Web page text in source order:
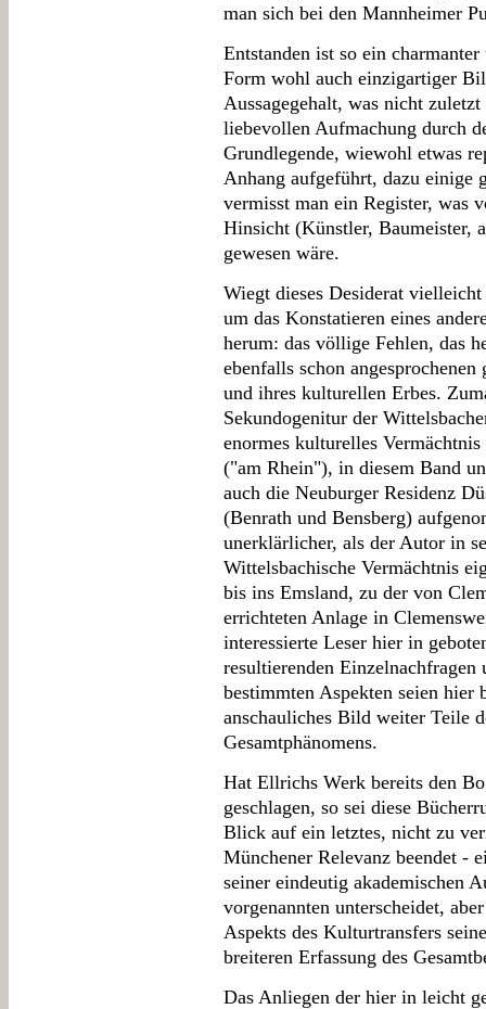
man sich bei den Mannheimer
Entstanden ist so ein
Form wohl auch einzigartiger
Aussagegehalt, was nicht
liebevollen Aufmachung durch
Grundlegende, wiewohl etwas
Anhang aufgeführt, dazu einige
vermisst man ein Register, was
Hinsicht (Künstler, Baumeister,
gewesen wäre.
Wiegt dieses Desiderat
um das Konstatieren eines
herum: das völlige Fehlen, das
ebenfalls schon
und ihres kulturellen Erbes.
Sekundogenitur der
enormes kulturelles
("am Rhein"), in diesem Band
auch die Neuburger Residenz
(Benrath und Bensberg)
unerklärlicher, als der Autor in
Wittelsbachische Vermächtnis
bis ins Emsland, zu der von
errichteten Anlage in
interessierte Leser hier in
resultierenden
bestimmten Aspekten seien hier
anschauliches Bild weiter Teile
Gesamtphänomens.
Hat Ellrichs Werk bereits den
geschlagen, so sei diese
Blick auf ein letztes, nicht zu
Münchener Relevanz beendet -
seiner eindeutig akademischen
vorgenannten unterscheidet,
Aspekts des Kulturtransfers
breiteren Erfassung des
Das Anliegen der hier in leicht